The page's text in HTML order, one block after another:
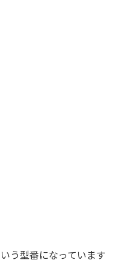
う型番になっています